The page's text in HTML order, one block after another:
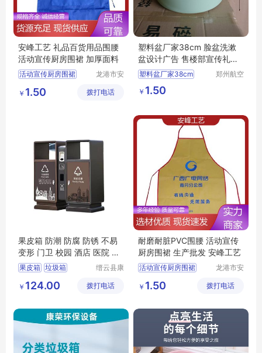
安峰工艺 礼品百货用品围腰
活动宣传厨房围裙 加厚面料
活动宣传厨房围裙
印字工作服围裙
龙港市安
品厂（个
￥ 1.50 拨打电话
塑料盆厂家38cm 脸盆洗漱
盆设计广告 售楼部宣传礼品
摆地摊
塑料盆厂家38cm
脸盆洗漱盆设计广告
售楼部宣传礼品摆地摊
郑州航空
￥ 1.50
果皮箱 防潮 防腐 防锈 不易
变形 门卫 校园 酒店 医院 坚
固耐用
果皮箱 垃圾箱
不锈钢垃圾箱
缙云县康
备有限公
￥ 124.00 拨打电话
耐磨耐脏PVC围腰 活动宣传
厨房围裙 生产批发 安峰工艺
活动宣传厨房围裙
一次性涤纶火锅围裙
餐饮家用厨房围裙
龙港市安
品厂（个
￥ 1.50 拨打电话